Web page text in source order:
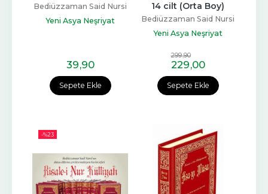
Sepete Ekle
Bediüzzaman Said Nursi
Yeni Asya Neşriyat
39,90
Sepete Ekle
14 cilt (Orta Boy)
Bediüzzaman Said Nursi
Yeni Asya Neşriyat
299,90
229,00
-%23